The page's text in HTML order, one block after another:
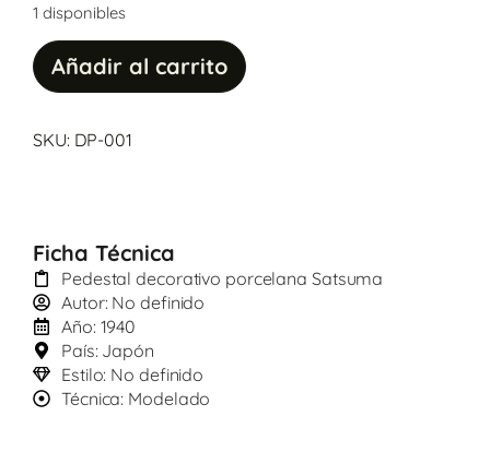
1 disponibles
Añadir al carrito
SKU: DP-001
Ficha Técnica
Pedestal decorativo porcelana Satsuma
Autor: No definido
Año: 1940
País: Japón
Estilo: No definido
Técnica: Modelado